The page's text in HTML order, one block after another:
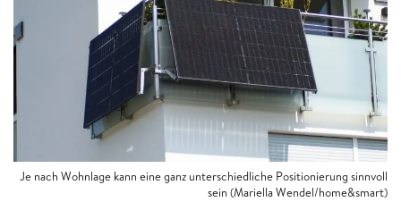
Je nach Wohnlage kann eine ganz unterschiedliche Positionierung sinnvoll
sein (Mariella Wendel/home&smart)